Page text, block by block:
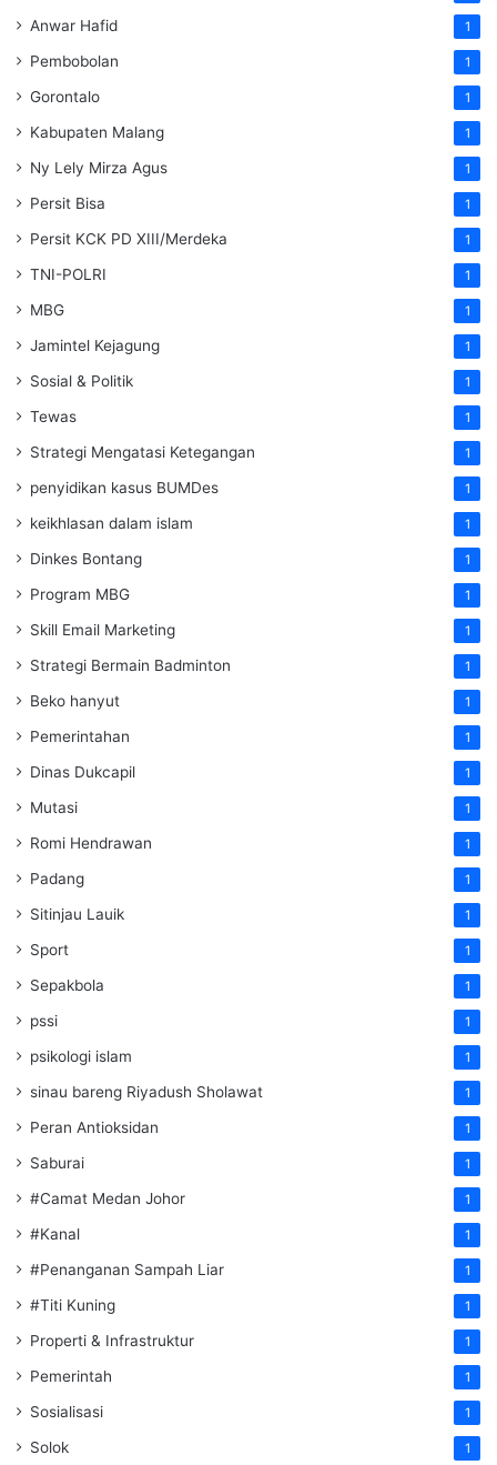
Anwar Hafid 1
Pembobolan 1
Gorontalo 1
Kabupaten Malang 1
Ny Lely Mirza Agus 1
Persit Bisa 1
Persit KCK PD XIII/Merdeka 1
TNI-POLRI 1
MBG 1
Jamintel Kejagung 1
Sosial & Politik 1
Tewas 1
Strategi Mengatasi Ketegangan 1
penyidikan kasus BUMDes 1
keikhlasan dalam islam 1
Dinkes Bontang 1
Program MBG 1
Skill Email Marketing 1
Strategi Bermain Badminton 1
Beko hanyut 1
Pemerintahan 1
Dinas Dukcapil 1
Mutasi 1
Romi Hendrawan 1
Padang 1
Sitinjau Lauik 1
Sport 1
Sepakbola 1
pssi 1
psikologi islam 1
sinau bareng Riyadush Sholawat 1
Peran Antioksidan 1
Saburai 1
#Camat Medan Johor 1
#Kanal 1
#Penanganan Sampah Liar 1
#Titi Kuning 1
Properti & Infrastruktur 1
Pemerintah 1
Sosialisasi 1
Solok 1